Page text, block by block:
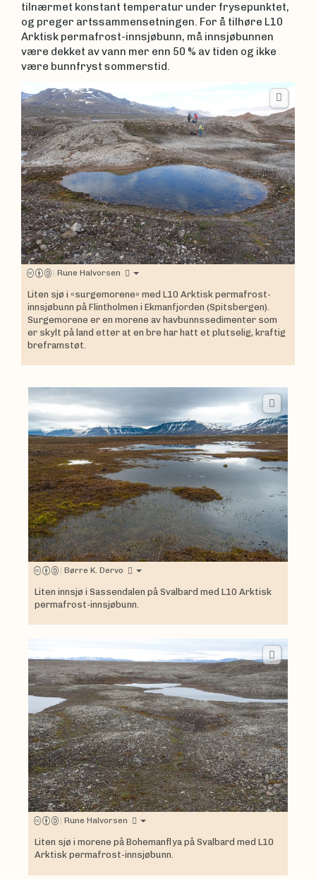
tilnærmet konstant temperatur under frysepunktet,
og preger artssammensetningen. For å tilhøre L10
Arktisk permafrost-innsjøbunn, må innsjøbunnen
være dekket av vann mer enn 50 % av tiden og ikke
være bunnfryst sommerstid.
| Rune Halvorsen
Liten sjø i «surgemorene» med L10 Arktisk permafrost-
innsjøbunn på Flintholmen i Ekmanfjorden (Spitsbergen).
Surgemorene er en morene av havbunnssedimenter som
er skylt på land etter at en bre har hatt et plutselig, kraftig
breframstøt.
| Børre K. Dervo
Liten innsjø i Sassendalen på Svalbard med L10 Arktisk
permafrost-innsjøbunn.
| Rune Halvorsen
Liten sjø i morene på Bohemanflya på Svalbard med L10
Arktisk permafrost-innsjøbunn.